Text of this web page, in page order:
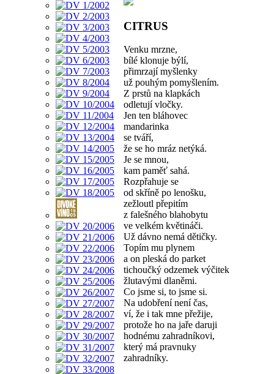
CITRUS
Venku mrzne,
bílé klonuje býlí,
přimrzají myšlenky
už pouhým pomyšlením.
Z prstů na klapkách
odletují vločky.
Jen ten bláhovec
mandarinka
se tváří,
že se ho mráz netýká.
Je se mnou,
kam paměť sahá.
Rozpřahuje se
od skříně po lenošku,
zežloutl přepitím
z falešného blahobytu
ve velkém květináči.
Už dávno nemá dětičky.
Topím mu plynem
a on pleská do parket
tichoučký odzemek výčitek
žlutavými dlaněmi.
Co jsme si, to jsme si.
Na udobření není čas,
ví, že i tak mne přežije,
protože ho na jaře daruji
hodnému zahradníkovi,
který má pravnuky
zahradníky.